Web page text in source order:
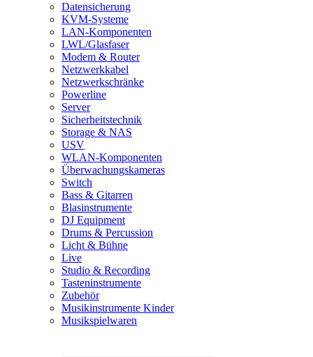
Datensicherung
KVM-Systeme
LAN-Komponenten
LWL/Glasfaser
Modem & Router
Netzwerkkabel
Netzwerkschränke
Powerline
Server
Sicherheitstechnik
Storage & NAS
USV
WLAN-Komponenten
Überwachungskameras
Switch
Bass & Gitarren
Blasinstrumente
DJ Equipment
Drums & Percussion
Licht & Bühne
Live
Studio & Recording
Tasteninstrumente
Zubehör
Musikinstrumente Kinder
Musikspielwaren